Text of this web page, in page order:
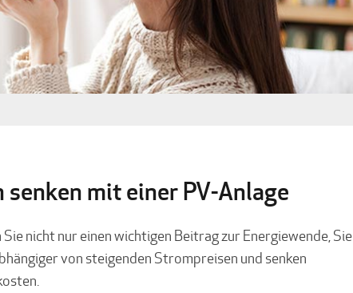
mit einer PV-Anlage
nicht nur einen wichtigen Beitrag zur Energiewende, Sie
von steigenden Strompreisen und senken